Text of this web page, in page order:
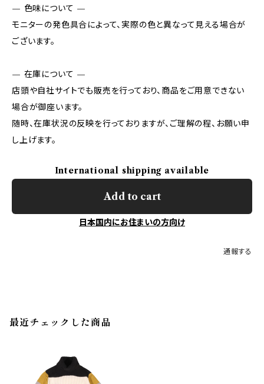
— 色味について —
モニターの発色具合によって、実際の色と異なって見える場合が
ございます。
— 在庫について —
店頭や自社サイトでも販売を行っており、商品をご用意できない
場合が御座います。
随時、在庫状況の反映を行っておりますが、ご理解の程、お願い申
し上げます。
International shipping available
Add to cart
日本国内にお住まいの方向け
通報する
最近チェックした商品